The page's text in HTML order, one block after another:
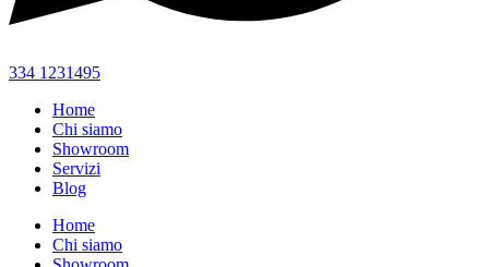
334 1231495
Home
Chi siamo
Showroom
Servizi
Blog
Home
Chi siamo